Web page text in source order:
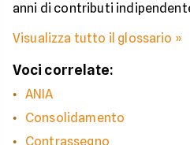
anni di contributi
Visualizza tutto il glossario »
Voci correlate:
ANIA
Consolidamento
Contrassegno